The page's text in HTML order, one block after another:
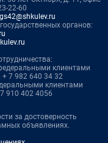
22-60
органов:
клиентами
+ 7 982 640 34 32
клиентами
910 402 4056
за достоверность
объявлениях.